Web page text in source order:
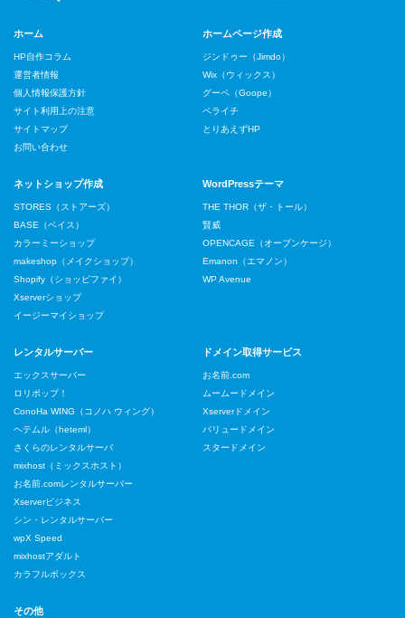
ホーム
HP自作コラム
運営者情報
個人情報保護方針
サイト利用上の注意
サイトマップ
お問い合わせ
ホームページ作成
ジンドゥー（Jimdo）
Wix（ウィックス）
グーペ（Goope）
ペライチ
とりあえずHP
ネットショップ作成
STORES（ストアーズ）
BASE（ベイス）
カラーミーショップ
makeshop（メイクショップ）
Shopify（ショッピファイ）
Xserverショップ
イージーマイショップ
WordPressテーマ
THE THOR（ザ・トール）
賢威
OPENCAGE（オープンケージ）
Emanon（エマノン）
WP Avenue
レンタルサーバー
エックスサーバー
ロリポップ！
ConoHa WING（コノハ ウィング）
ヘテムル（heteml）
さくらのレンタルサーバ
mixhost（ミックスホスト）
お名前.comレンタルサーバー
Xserverビジネス
シン・レンタルサーバー
wpX Speed
mixhostアダルト
カラフルボックス
ドメイン取得サービス
お名前.com
ムームードメイン
Xserverドメイン
バリュードメイン
スタードメイン
その他